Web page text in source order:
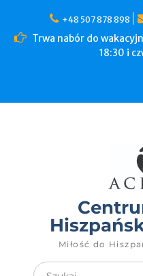
+48 507 878 898
Trwa nabór do
18:30 i
Miłość do